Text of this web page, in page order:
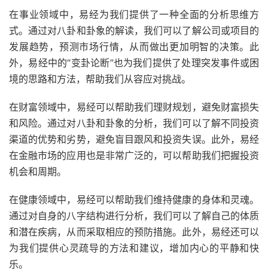
在事业领域中，易经为我们提供了一种全面的分析思维方
式。通过对八卦和卦象的解读，我们可以了解公司或项目的
发展趋势，预测市场行情，从而做出更加明智的决策。此
外，易经中的“变卦论断”也为我们提供了处理突发事件或困
境的思路和方法，帮助我们从容应对挑战。
在财富领域中，易经可以帮助我们理财规划，避免财富损失
和风险。通过对八卦和卦象的分析，我们可以了解不同投资
渠道的优势和劣势，避免盲目跟风和投资失误。此外，易经
在金融市场的应用也是非常广泛的，可以帮助我们把握投资
机会和周期。
在健康领域中，易经可以帮助我们维持健康的身体和灵魂。
通过对自身的八字结构进行分析，我们可以了解自己的体质
和潜在疾病，从而采取相应的预防措施。此外，易经还可以
为我们提供心灵疏导的方法和建议，增加内心的平静和快
乐。